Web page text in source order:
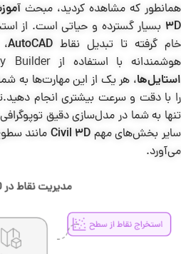
همانطور که مشاهده کردید، مبحث
3D بسیار گسترده و حیاتی است. از
خام گرفته تا تبدیل نقاط AutoCAD
هوشمندانه با استفاده از Query Builder و
استایل‌ها، هر یک از این مهارت‌ها به
را با دقت و سرعت بیشتری انجام
تنها به شما در مدل‌سازی دقیق
سایر بخش‌های مهم Civil 3D مانند
می‌آورد.